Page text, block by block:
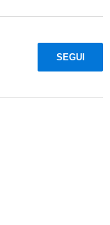
SEGUI